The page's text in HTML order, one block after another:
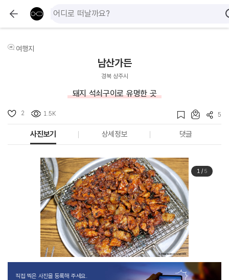
여행지
남산가든
경북 상주시
돼지 석쇠구이로 유명한 곳
2 1.5K 5
사진보기 상세정보 댓글
1/ 5
직접 찍은 사진을 등록해 주세요.